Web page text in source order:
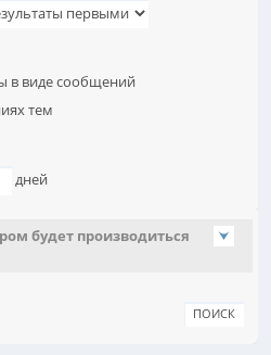
в виде сообщений
тем
дней
будет производиться